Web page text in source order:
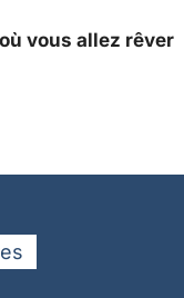
vous allez rêver